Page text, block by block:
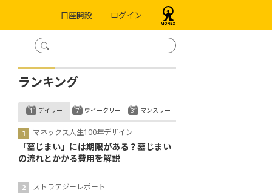
口座開設 ログイン
ランキング
デイリー
マネックス人生100年デザイン
「墓じまい」には期限がある？墓じまい
の流れとかかる費用を解説
ストラテジーレポート
ウイークリー マンスリー